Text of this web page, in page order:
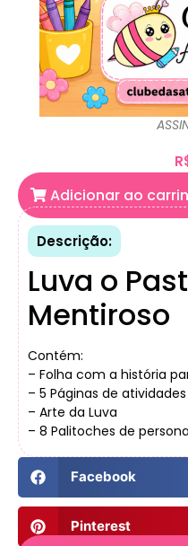
Adicionar ao
Descrição:
Luva o
Mentiroso
Contém:
– Folha com a história
– 5 Páginas de atividades
– Arte da Luva
– 8 Palitoches de
Facebook
Pinterest